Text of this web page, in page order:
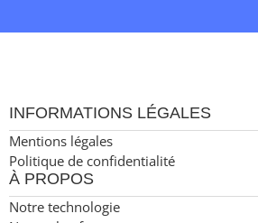
INFORMATIONS LÉGALES
Mentions légales
Politique de confidentialité
À PROPOS
Notre technologie